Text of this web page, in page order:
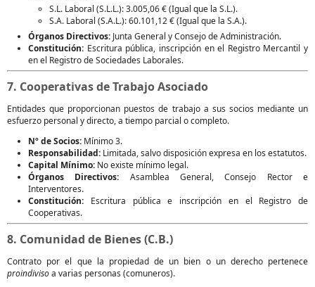
S.L. Laboral (S.L.L.): 3.005,06 € (Igual que la S.L.).
S.A. Laboral (S.A.L.): 60.101,12 € (Igual que la S.A.).
Órganos Directivos: Junta General y Consejo de Administración.
Constitución: Escritura pública, inscripción en el Registro Mercantil y
en el Registro de Sociedades Laborales.
7. Cooperativas de Trabajo Asociado
Entidades que proporcionan puestos de trabajo a sus socios mediante un
esfuerzo personal y directo, a tiempo parcial o completo.
Nº de Socios: Mínimo 3.
Responsabilidad: Limitada, salvo disposición expresa en los estatutos.
Capital Mínimo: No existe mínimo legal.
Órganos Directivos: Asamblea General, Consejo Rector e
Interventores.
Constitución: Escritura pública e inscripción en el Registro de
Cooperativas.
8. Comunidad de Bienes (C.B.)
Contrato por el que la propiedad de un bien o un derecho pertenece
proindivisoa varias personas (comuneros).